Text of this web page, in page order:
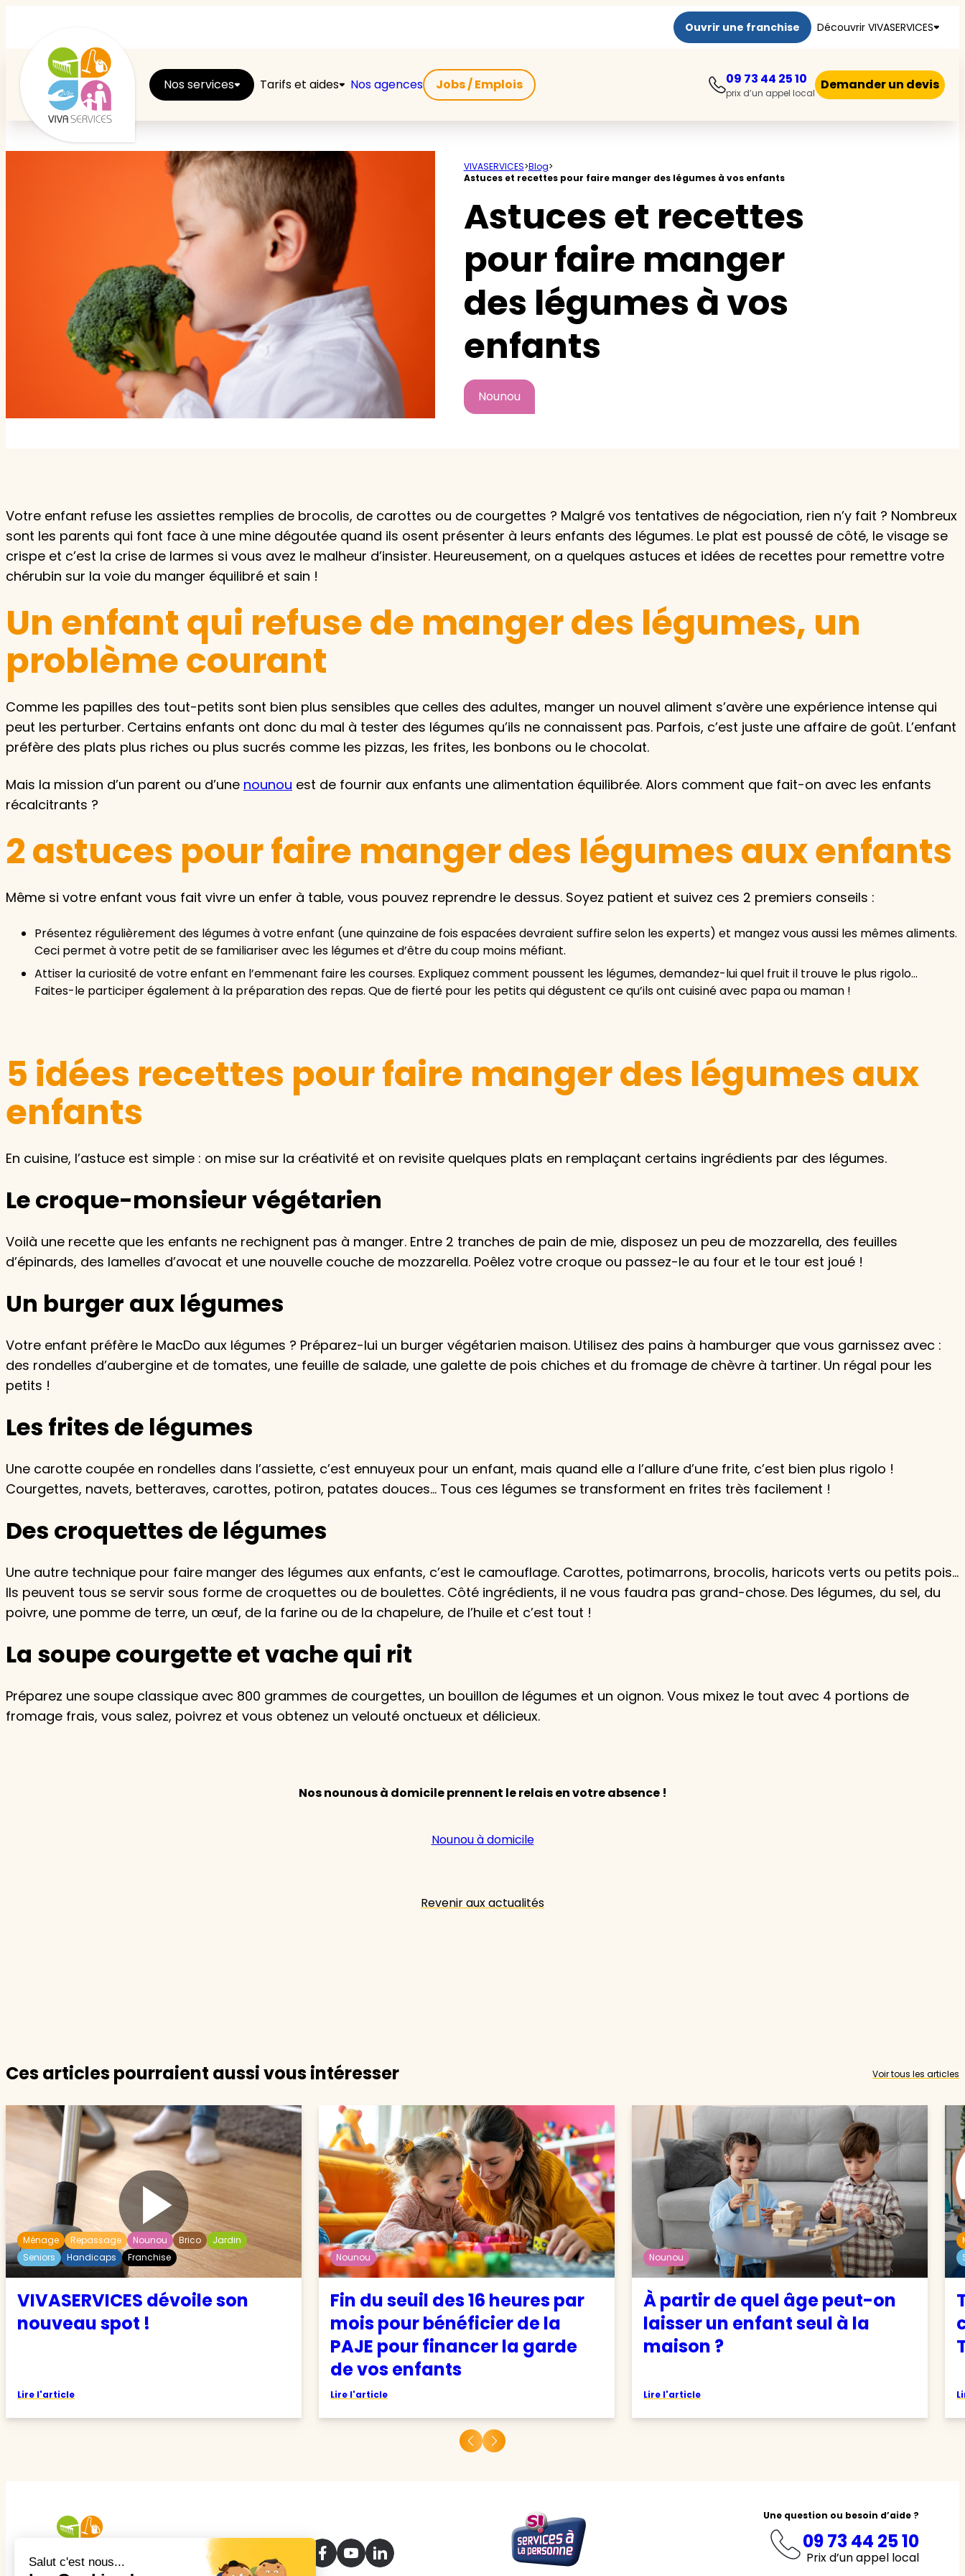
Ouvrir une franchise Découvrir VIVASERVICES
Nos services Tarifs et aides Nos agences Jobs / Emplois 09 73 44 25 10
prix d’un appel local
Demander un devis
Garde d'enfants
Aide à la personne
Voir tous les services
ou l’accompagnement d’un parent, nos intervenants à
domicile sont là pour vous épauler.
Demander un devis gratuit
Trouver mon agence
VIVASERVICES>Blog>
Astuces et recettes pour faire manger des légumes à vos enfants
Astuces et recettes
pour faire manger
des légumes à vos
enfants
Nounou
Votre enfant refuse les assiettes remplies de brocolis, de carottes ou de courgettes ? Malgré vos tentatives de négociation, rien n’y fait ? Nombreux
sont les parents qui font face à une mine dégoutée quand ils osent présenter à leurs enfants des légumes. Le plat est poussé de côté, le visage se
crispe et c’est la crise de larmes si vous avez le malheur d’insister. Heureusement, on a quelques astuces et idées de recettes pour remettre votre
chérubin sur la voie du manger équilibré et sain !
Un enfant qui refuse de manger des légumes, un
problème courant
Comme les papilles des tout-petits sont bien plus sensibles que celles des adultes, manger un nouvel aliment s’avère une expérience intense qui
peut les perturber. Certains enfants ont donc du mal à tester des légumes qu’ils ne connaissent pas. Parfois, c’est juste une affaire de goût. L’enfant
préfère des plats plus riches ou plus sucrés comme les pizzas, les frites, les bonbons ou le chocolat.
Mais la mission d’un parent ou d’une nounou est de fournir aux enfants une alimentation équilibrée. Alors comment que fait-on avec les enfants
récalcitrants ?
2 astuces pour faire manger des légumes aux enfants
Même si votre enfant vous fait vivre un enfer à table, vous pouvez reprendre le dessus. Soyez patient et suivez ces 2 premiers conseils :
Présentez régulièrement des légumes à votre enfant (une quinzaine de fois espacées devraient suffire selon les experts) et mangez vous aussi les mêmes aliments.
Ceci permet à votre petit de se familiariser avec les légumes et d’être du coup moins méfiant.
Attiser la curiosité de votre enfant en l’emmenant faire les courses. Expliquez comment poussent les légumes, demandez-lui quel fruit il trouve le plus rigolo…
Faites-le participer également à la préparation des repas. Que de fierté pour les petits qui dégustent ce qu’ils ont cuisiné avec papa ou maman !
5 idées recettes pour faire manger des légumes aux
enfants
En cuisine, l’astuce est simple : on mise sur la créativité et on revisite quelques plats en remplaçant certains ingrédients par des légumes.
Le croque-monsieur végétarien
Voilà une recette que les enfants ne rechignent pas à manger. Entre 2 tranches de pain de mie, disposez un peu de mozzarella, des feuilles
d’épinards, des lamelles d’avocat et une nouvelle couche de mozzarella. Poêlez votre croque ou passez-le au four et le tour est joué !
Un burger aux légumes
Votre enfant préfère le MacDo aux légumes ? Préparez-lui un burger végétarien maison. Utilisez des pains à hamburger que vous garnissez avec :
des rondelles d’aubergine et de tomates, une feuille de salade, une galette de pois chiches et du fromage de chèvre à tartiner. Un régal pour les
petits !
Les frites de légumes
Une carotte coupée en rondelles dans l’assiette, c’est ennuyeux pour un enfant, mais quand elle a l’allure d’une frite, c’est bien plus rigolo !
Courgettes, navets, betteraves, carottes, potiron, patates douces… Tous ces légumes se transforment en frites très facilement !
Des croquettes de légumes
Une autre technique pour faire manger des légumes aux enfants, c’est le camouflage. Carottes, potimarrons, brocolis, haricots verts ou petits pois…
Ils peuvent tous se servir sous forme de croquettes ou de boulettes. Côté ingrédients, il ne vous faudra pas grand-chose. Des légumes, du sel, du
poivre, une pomme de terre, un œuf, de la farine ou de la chapelure, de l’huile et c’est tout !
La soupe courgette et vache qui rit
Préparez une soupe classique avec 800 grammes de courgettes, un bouillon de légumes et un oignon. Vous mixez le tout avec 4 portions de
fromage frais, vous salez, poivrez et vous obtenez un velouté onctueux et délicieux.
Nos nounous à domicile prennent le relais en votre absence !
Nounou à domicile
Revenir aux actualités
Ces articles pourraient aussi vous intéresser Voir tous les articles
Ménage Repassage Nounou Brico
Jardin
Seniors
Handicaps Franchise
VIVASERVICES dévoile son
nouveau spot !
Lire l'article
Nounou
Fin du seuil des 16 heures par
mois pour bénéficier de la
PAJE pour financer la garde
de vos enfants
Lire l'article
Nounou
À partir de quel âge peut-on
laisser un enfant seul à la
maison ?
Lire l'article
Une question ou besoin d’aide ?
09 73 44 25 10
Prix d’un appel local